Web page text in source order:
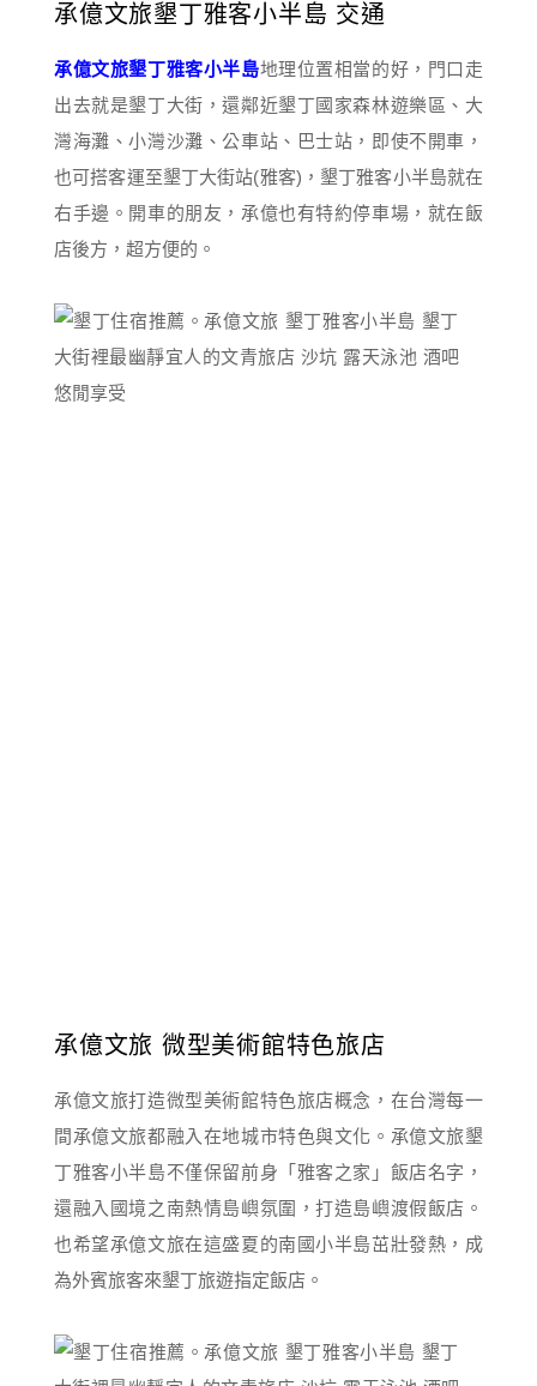
承億文旅墾丁雅客小半島 交通
承億文旅墾丁雅客小半島地理位置相當的好，門口走
出去就是墾丁大街，還鄰近墾丁國家森林遊樂區、大
灣海灘、小灣沙灘、公車站、巴士站，即使不開車，
也可搭客運至墾丁大街站(雅客)，墾丁雅客小半島就在
右手邊。開車的朋友，承億也有特約停車場，就在飯
店後方，超方便的。
承億文旅 微型美術館特色旅店
承億文旅打造微型美術館特色旅店概念，在台灣每一
間承億文旅都融入在地城市特色與文化。承億文旅墾
丁雅客小半島不僅保留前身「雅客之家」飯店名字，
還融入國境之南熱情島嶼氛圍，打造島嶼渡假飯店。
也希望承億文旅在這盛夏的南國小半島茁壯發熱，成
為外賓旅客來墾丁旅遊指定飯店。